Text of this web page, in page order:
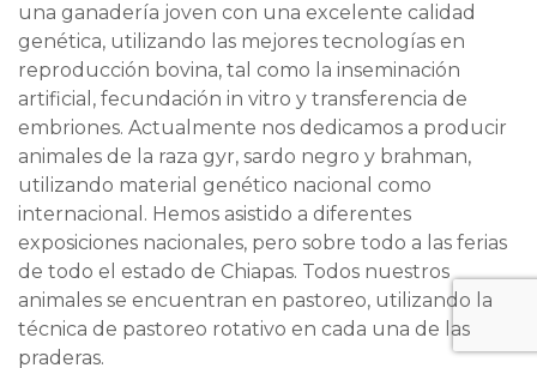
una ganadería joven con una excelente calidad
genética, utilizando las mejores tecnologías en
reproducción bovina, tal como la inseminación
artificial, fecundación in vitro y transferencia de
embriones. Actualmente nos dedicamos a producir
animales de la raza gyr, sardo negro y brahman,
utilizando material genético nacional como
internacional. Hemos asistido a diferentes
exposiciones nacionales, pero sobre todo a las ferias
de todo el estado de Chiapas. Todos nuestros
animales se encuentran en pastoreo, utilizando la
técnica de pastoreo rotativo en cada una de las
praderas.